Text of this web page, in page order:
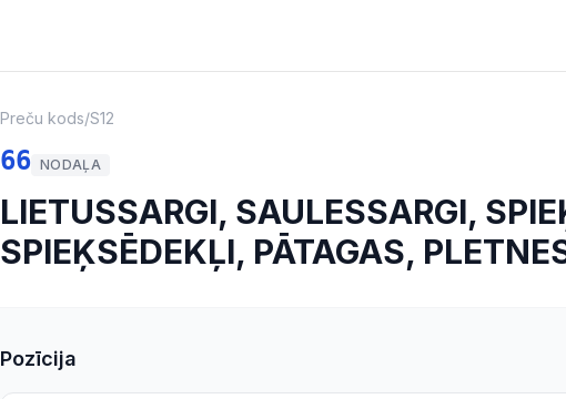
Preču kods/S12
66 NODAĻA
LIETUSSARGI, SAULESSARGI,
SPIEĶSĒDEKĻI, PĀTAGAS,
Pozīcija